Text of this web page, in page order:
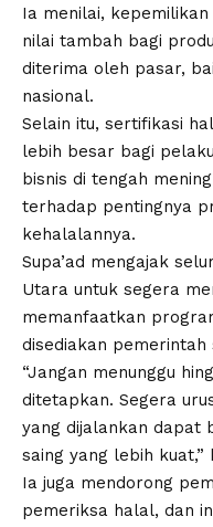
Ia menilai,
nilai tambah bagi
diterima oleh pasar,
nasional.
Selain itu, sertifikasi
lebih besar bagi
bisnis di tengah
terhadap pentingnya
kehalalannya.
Supa’ad mengajak
Utara untuk segera
memanfaatkan
disediakan
“Jangan menunggu
ditetapkan. Segera
yang dijalankan dapat
saing yang lebih kuat,”
Ia juga mendorong
pemeriksa halal, dan